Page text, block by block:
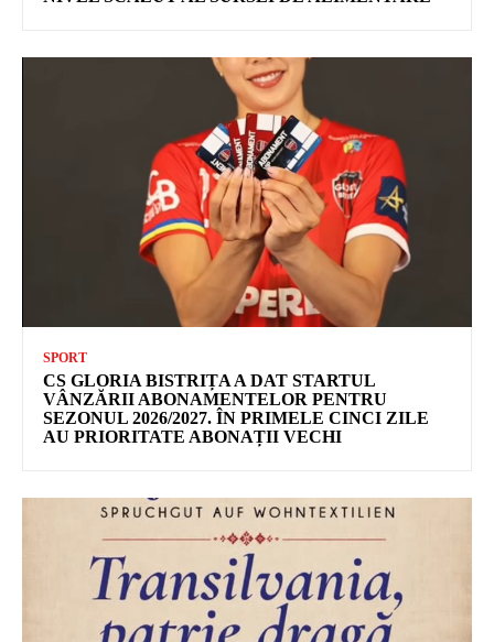
SPORT
CS GLORIA BISTRIȚA A DAT STARTUL
VÂNZĂRII ABONAMENTELOR PENTRU
SEZONUL 2026/2027. ÎN PRIMELE CINCI ZILE
AU PRIORITATE ABONAȚII VECHI